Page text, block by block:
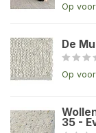
Op
De
Op
35 -